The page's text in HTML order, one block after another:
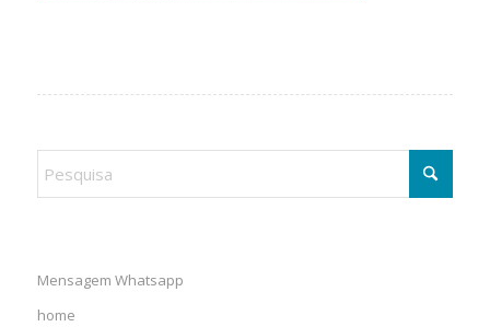
Mensagem Whatsapp
home